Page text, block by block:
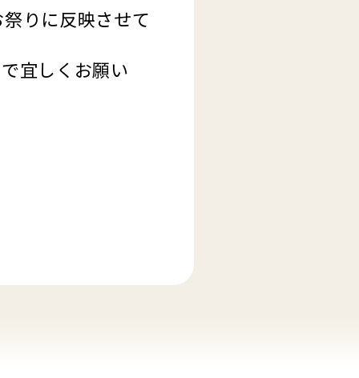
りに反映させて
宜しくお願い